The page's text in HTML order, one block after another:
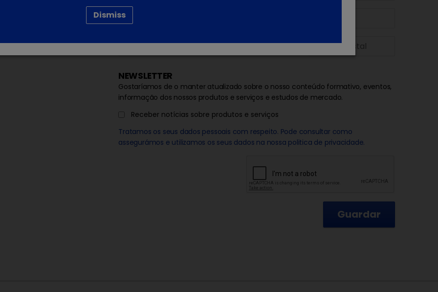
NEWSLETTER
Gostaríamos de o manter atualizado sobre o nosso conteúdo formativo, eventos,
informação dos nossos produtos e serviços e estudos de mercado.
Receber notícias sobre produtos e serviços
Tratamos os seus dados pessoais com respeito. Pode consultar como
assegurámos e utilizamos os seus dados na nossa politica de privacidade.
Guardar
Dismiss